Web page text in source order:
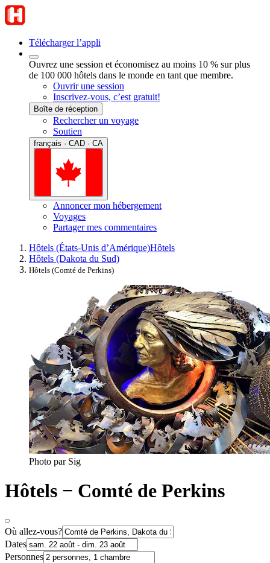
Télécharger l’appli
Ouvrez une session et économisez au moins 10 % sur plus
de 100 000 hôtels dans le monde en tant que membre.
Ouvrir une session
Inscrivez-vous, c’est gratuit!
Boîte de réception
Rechercher un voyage
Soutien
français · CAD · CA
Annoncer mon hébergement
Voyages
Partager mes commentaires
Hôtels (États-Unis d’Amérique)Hôtels
Hôtels (Dakota du Sud)
Hôtels (Comté de Perkins)
Photo par Sig
Hôtels − Comté de Perkins
Où allez-vous?
Dates
Personnes